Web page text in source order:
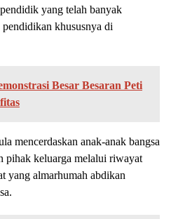
yang telah banyak
khususnya di
Besar Besaran Peti
mencerdaskan anak-anak bangsa
pihak keluarga melalui riwayat
yang almarhumah abdikan